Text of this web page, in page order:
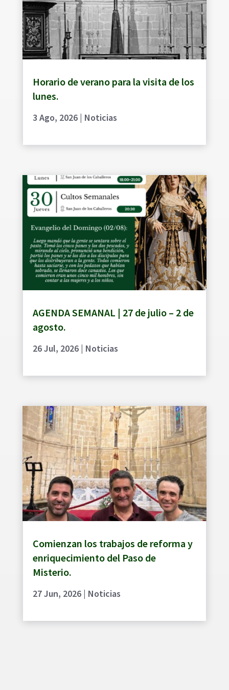
Horario de verano para la visita de los
lunes.
3 Ago, 2026| Noticias
AGENDA SEMANAL | 27 de julio – 2 de
agosto.
26 Jul, 2026| Noticias
Comienzan los trabajos de reforma y
enriquecimiento del Paso de
Misterio.
27 Jun, 2026| Noticias